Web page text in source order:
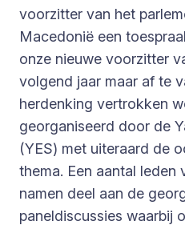
voorzitter van het
Macedonië een
onze nieuwe voorzitter
volgend jaar maar af te
herdenking vertrokken
georganiseerd door de
(YES) met uiteraard de
thema. Een aantal leden
namen deel aan de
paneldiscussies waarbij